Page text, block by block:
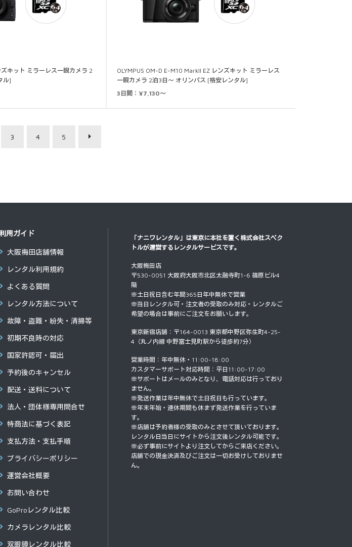
キット ミラーレス一眼カメラ 2
ル]
OLYMPUS OM-D E-M10 MarkII EZ レンズキット ミラーレス
一眼カメラ 2泊3日～ オリンパス [格安レンタル]
3日間：¥7,130～
3 4 5
用ガイド
大阪梅田店舗情報
レンタル利用規約
よくある質問
レンタル方法について
故障・盗難・紛失・清掃等
初期不良時の対応
国家許認可・届出
予約後のキャンセル
配送・送料について
法人・団体様専用問合せ
特商法に基づく表記
支払方法・支払手順
プライバシーポリシー
運営会社概要
お問い合わせ
GoProレンタル比較
カメラレンタル比較
双眼鏡レンタル比較
「ナニワレンタル」は東京に本社を置く 株式会社スペク
トルが運営するレンタルサービスです。
大阪梅田店
〒530-0051 大阪府大阪市北区太融寺町1-6 篠原ビル4
階
※土日祝日含む年間365日年中無休で営業
※当日レンタル可・注文者の受取のみ対応・レンタルご
希望の場合は事前にご注文をお願いします。
東京新宿店舗：〒164-0013 東京都中野区弥生町4-25-
4（丸ノ内線 中野富士見町駅から徒歩約7分）
営業時間：年中無休・11:00-18:00
カスタマーサポート対応時間：平日11:00-17:00
※サポートはメールのみとなり、電話対応は行っており
ません。
※発送作業は年中無休で土日祝日も行っています。
※年末年始・連休期間も休まず発送作業を行っていま
す。
※店舗は予約者様の受取のみとさせて頂いております。
レンタル日当日にサイトから注文後レンタル可能です。
※必ず事前にサイトより注文してからご来店ください。
店舗での現金決済及びご注文は一切お受けしておりませ
ん。